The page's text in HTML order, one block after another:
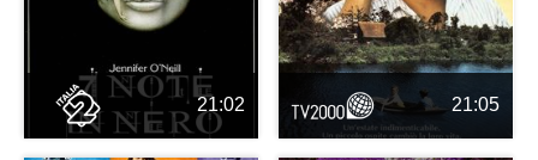
21:02 21:05